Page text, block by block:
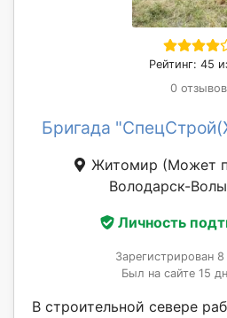
Рейтинг: 45
0 отзывов
Бригада
Житомир (Может
Володарск-
Личность
Зарегистрирован 8
Был на сайте 15
В строительной севере